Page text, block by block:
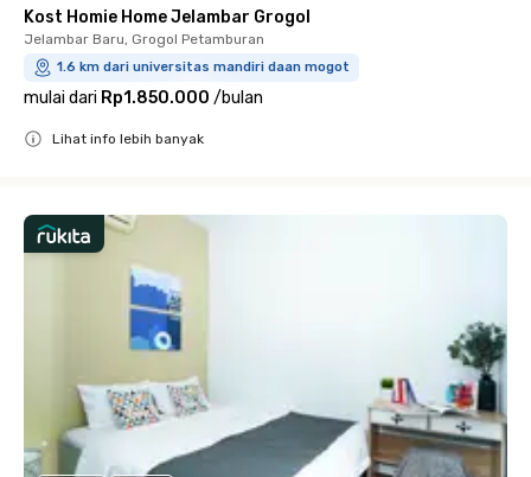
Kost Homie Home Jelambar Grogol
Jelambar Baru, Grogol Petamburan
1.6 km dari universitas mandiri daan mogot
mulai dari Rp1.850.000 /bulan
Lihat info lebih banyak